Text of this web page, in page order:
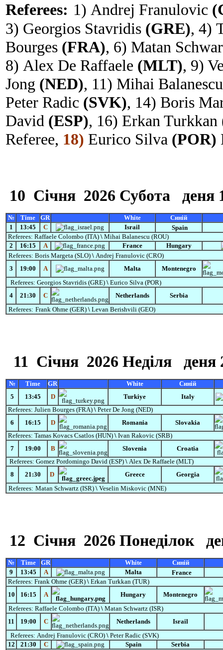
Referees: 1) Andrej Franulovic
3) Georgios Stavridis (GRE), 4)
Bourges (FRA), 6) Matan
8) Alex De Raffaele (MLT), 9)
Jong (NED), 11) Mihai Balanescu
Peter Radic (SVK), 14) Boris
David (ESP), 16) Erkan Turkkan
Referee, 18) Eurico Silva (POR)
10 Січня 2026 Субота деня
№ Time GR White
Синій
1
13:45 C Israil
Spain
Referees: Raffaele Colombo (ITA) \ Mihai Balanescu (ROU)
2
16:15 A France
Hungary
Referees: Boris Margeta (SLO) \ Andrej Franulovic (CRO)
3
19:00 А Malta
Montenegro
Referees: Georgios Stavridis (GRE) \ Eurico Silva (POR)
4
21:30 С Netherlands
Serbia
Referees: Frank Ohme (GER) \ Levan Berishvili (GEO)
11 Січня 2026 Неділя деня
№ Time GR White
Синій
5
13:45 D Turkiye
Italy
Referees: Julien Bourges (FRA) \ Peter De Jong (NED)
6
16:15 D Romania
Slovakia
Referees: Tamas Kovacs Csatlos (HUN) \ Ivan Rakovic (SRB)
7
19:00 B Slovenia
Croatia
Referees: Gomez Pordomingo David (ESP) \ Alex De Raffaele (MLT)
8
21:30 D Greece
Georgia
Referees: Matan Schwartz (ISR) \ Veselin Miskovic (MNE)
12 Січня 2026 Понеділок
№ Time GR White
Синій
9
13:45 А Malta
France
Referees: Frank Ohme (GER) \ Erkan Turkkan (TUR)
10
16:15 A Hungary
Montenegro
Referees: Raffaele Colombo (ITA) \ Matan Schwartz (ISR)
11
19:00 С Netherlands
Israil
Referees: Andrej Franulovic (CRO) \ Peter Radic (SVK)
12
21:30 С Spain
Serbia